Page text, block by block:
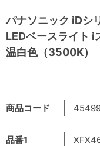
パナソニック iDシ
LEDベースライト
温白色（3500K）
商品コード
品番1